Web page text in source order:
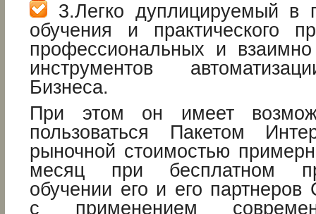
3.Легко дуплицируемый в
обучения и практического
профессиональных и взаимно
инструментов
Бизнеса.
При этом он имеет
пользоваться Пакетом
рыночной стоимостью
месяц при бесплатном
обучении его и его партнеров
с применением